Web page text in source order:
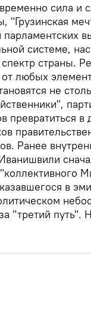
сила и
"Грузинская
системе,
страны.
от любых
не
превратиться в
Ранее
в
"третий путь".